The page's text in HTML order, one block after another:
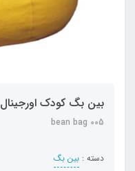
بین بگ کودک اورجینال
bean bag 005
دسته : بین بگ